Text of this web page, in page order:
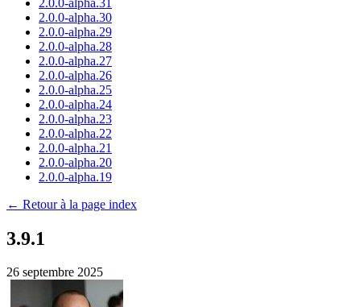
2.0.0-alpha.30
2.0.0-alpha.29
2.0.0-alpha.28
2.0.0-alpha.27
2.0.0-alpha.26
2.0.0-alpha.25
2.0.0-alpha.24
2.0.0-alpha.23
2.0.0-alpha.22
2.0.0-alpha.21
2.0.0-alpha.20
2.0.0-alpha.19
← Retour à la page index
3.9.1
26 septembre 2025